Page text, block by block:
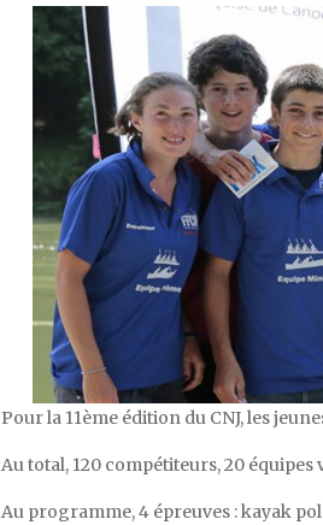
Pour la 11ème édition du CNJ, les
Au total, 120 compétiteurs, 20
Au programme, 4 épreuves : kayak